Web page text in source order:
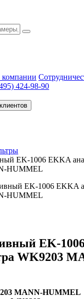
424-98-90
EK-1006 EKKA
HUMMEL
EK-
WK9203
MANN-HUMMEL